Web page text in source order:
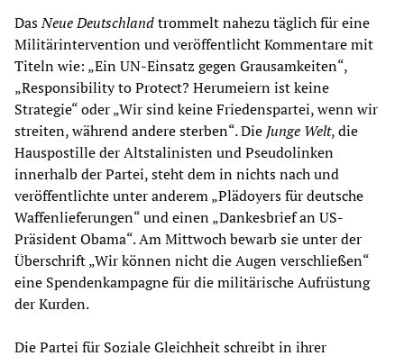
DasNeue Deutschlandtrommelt nahezu täglich für eine
Militärintervention und veröffentlicht Kommentare mit
Titeln wie: „Ein UN-Einsatz gegen Grausamkeiten“,
„Responsibility to Protect? Herumeiern ist keine
Strategie“ oder „Wir sind keine Friedenspartei, wenn wir
streiten, während andere sterben“. Die Junge Welt, die
Hauspostille der Altstalinisten und Pseudolinken
innerhalb der Partei, steht dem in nichts nach und
veröffentlichte unter anderem „Plädoyers für deutsche
Waffenlieferungen“ und einen „Dankesbrief an US-
Präsident Obama“. Am Mittwoch bewarb sie unter der
Überschrift „Wir können nicht die Augen verschließen“
eine Spendenkampagne für die militärische Aufrüstung
der Kurden.
Die Partei für Soziale Gleichheit schreibt in ihrer